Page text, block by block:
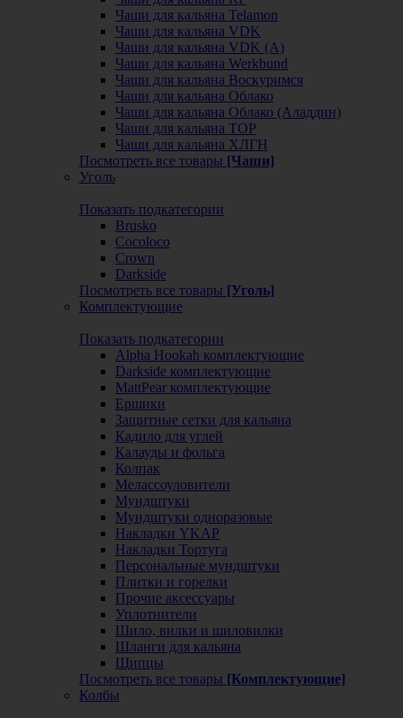
Чаши для кальяна Telamon
Чаши для кальяна VDK
Чаши для кальяна VDK (А)
Чаши для кальяна Werkbund
Чаши для кальяна Воскуримся
Чаши для кальяна Облако
Чаши для кальяна Облако (Аладдин)
Чаши для кальяна ТОР
Чаши для кальяна ХЛГН
Посмотреть все товары [Чаши]
Уголь
Показать подкатегории
Brusko
Cocoloco
Crown
Darkside
Посмотреть все товары [Уголь]
Комплектующие
Показать подкатегории
Alpha Hookah комплектующие
Darkside комплектующие
MattPear комплектующие
Ершики
Защитные сетки для кальяна
Кадило для углей
Калауды и фольга
Колпак
Мелассоуловители
Мундштуки
Мундштуки одноразовые
Накладки YKAP
Накладки Тортуга
Персональные мундштуки
Плитки и горелки
Прочие аксессуары
Уплотнители
Шило, вилки и шиловилки
Шланги для кальяна
Щипцы
Посмотреть все товары [Комплектующие]
Колбы